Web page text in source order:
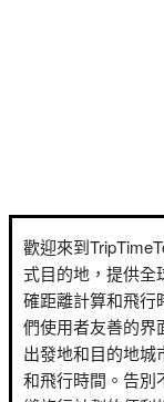
歡迎來到
式目的地，提供全
確距離計算和飛行
們使用者友善的界
出發地和目的地城
和飛行時間。告別